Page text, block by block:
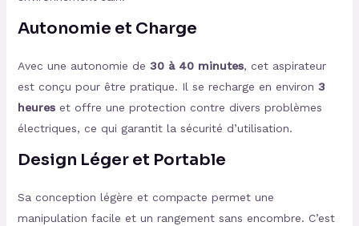
Autonomie et Charge
Avec une autonomie de 30 à 40 minutes, cet aspirateur
est conçu pour être pratique. Il se recharge en environ 3
heureset offre une protection contre divers problèmes
électriques, ce qui garantit la sécurité d’utilisation.
Design Léger et Portable
Sa conception légère et compacte permet une
manipulation facile et un rangement sans encombre. C’est